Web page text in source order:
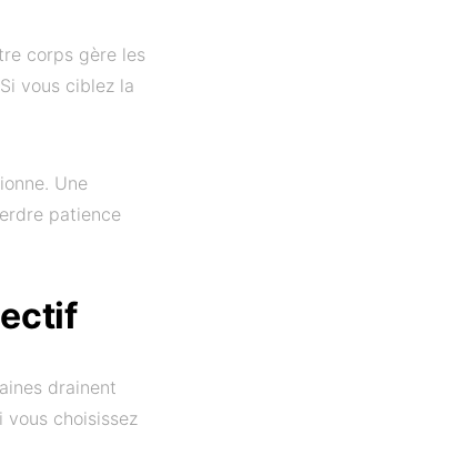
corps gère les
vous ciblez la
Une
patience
drainent
vous choisissez